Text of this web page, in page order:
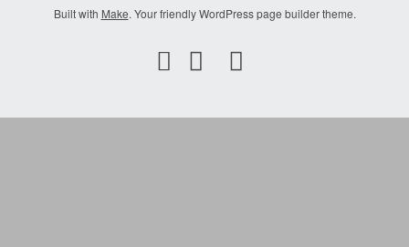
Built with Make. Your friendly WordPress page builder theme.